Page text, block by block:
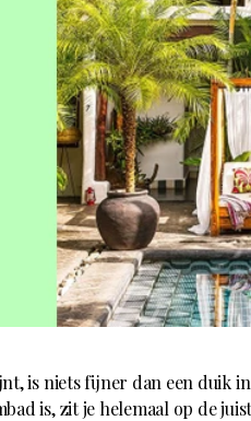
is niets fijner dan een duik
is, zit je helemaal op de